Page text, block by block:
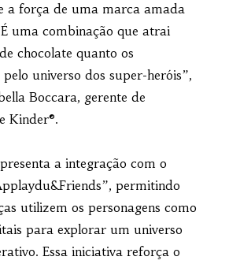
a força de uma marca amada
uma combinação que atrai
chocolate quanto os
universo dos super-heróis”,
Boccara, gerente de
Kinder®.
a integração com o
permitindo
utilizem os personagens como
para explorar um universo
Essa iniciativa reforça o